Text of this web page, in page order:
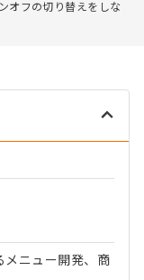
オフの切り替えをしな
メニュー開発、商